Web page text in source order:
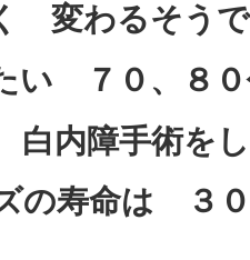
変わるそう
い ７０、８０
内障手術を
の寿命は ３０